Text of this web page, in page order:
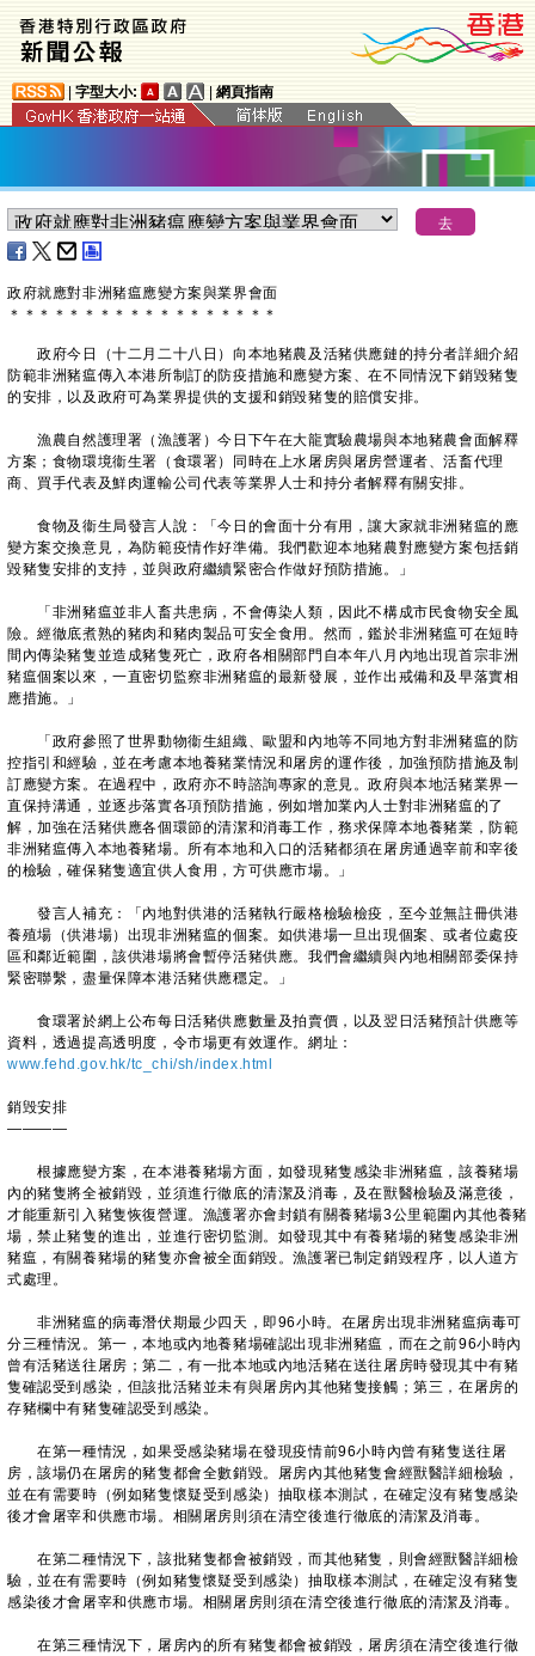
字型大小: 網頁指南
政府就應對非洲豬瘟應變方案與業界會面
＊ ＊ ＊ ＊ ＊ ＊ ＊ ＊ ＊ ＊ ＊ ＊ ＊ ＊ ＊ ＊ ＊ ＊
政府今日（十二月二十八日）向本地豬農及活豬供應鏈的持分者詳細介紹
防範非洲豬瘟傳入本港所制訂的防疫措施和應變方案、在不同情況下銷毀豬隻
的安排，以及政府可為業界提供的支援和銷毀豬隻的賠償安排。
漁農自然護理署（漁護署）今日下午在大龍實驗農場與本地豬農會面解釋
方案；食物環境衞生署（食環署）同時在上水屠房與屠房營運者、活畜代理
商、買手代表及鮮肉運輸公司代表等業界人士和持分者解釋有關安排。
食物及衞生局發言人說：「今日的會面十分有用，讓大家就非洲豬瘟的應
變方案交換意見，為防範疫情作好準備。我們歡迎本地豬農對應變方案包括銷
毀豬隻安排的支持，並與政府繼續緊密合作做好預防措施。」
「非洲豬瘟並非人畜共患病，不會傳染人類，因此不構成市民食物安全風
險。經徹底煮熟的豬肉和豬肉製品可安全食用。然而，鑑於非洲豬瘟可在短時
間內傳染豬隻並造成豬隻死亡，政府各相關部門自本年八月內地出現首宗非洲
豬瘟個案以來，一直密切監察非洲豬瘟的最新發展，並作出戒備和及早落實相
應措施。」
「政府參照了世界動物衞生組織、歐盟和內地等不同地方對非洲豬瘟的防
控指引和經驗，並在考慮本地養豬業情況和屠房的運作後，加強預防措施及制
訂應變方案。在過程中，政府亦不時諮詢專家的意見。政府與本地活豬業界一
直保持溝通，並逐步落實各項預防措施，例如增加業內人士對非洲豬瘟的了
解，加強在活豬供應各個環節的清潔和消毒工作，務求保障本地養豬業，防範
非洲豬瘟傳入本地養豬場。所有本地和入口的活豬都須在屠房通過宰前和宰後
的檢驗，確保豬隻適宜供人食用，方可供應市場。」
發言人補充：「內地對供港的活豬執行嚴格檢驗檢疫，至今並無註冊供港
養殖場（供港場）出現非洲豬瘟的個案。如供港場一旦出現個案、或者位處疫
區和鄰近範圍，該供港場將會暫停活豬供應。我們會繼續與內地相關部委保持
緊密聯繫，盡量保障本港活豬供應穩定。」
食環署於網上公布每日活豬供應數量及拍賣價，以及翌日活豬預計供應等
資料，透過提高透明度，令市場更有效運作。網址：
www.fehd.gov.hk/tc_chi/sh/index.html
銷毁安排
————
根據應變方案，在本港養豬場方面，如發現豬隻感染非洲豬瘟，該養豬場
內的豬隻將全被銷毀，並須進行徹底的清潔及消毒，及在獸醫檢驗及滿意後，
才能重新引入豬隻恢復營運。漁護署亦會封鎖有關養豬場3公里範圍內其他養豬
場，禁止豬隻的進出，並進行密切監測。如發現其中有養豬場的豬隻感染非洲
豬瘟，有關養豬場的豬隻亦會被全面銷毀。漁護署已制定銷毀程序，以人道方
式處理。
非洲豬瘟的病毒潛伏期最少四天，即96小時。在屠房出現非洲豬瘟病毒可
分三種情況。第一，本地或內地養豬場確認出現非洲豬瘟，而在之前96小時內
曾有活豬送往屠房；第二，有一批本地或內地活豬在送往屠房時發現其中有豬
隻確認受到感染，但該批活豬並未有與屠房內其他豬隻接觸；第三，在屠房的
存豬欄中有豬隻確認受到感染。
在第一種情況，如果受感染豬場在發現疫情前96小時內曾有豬隻送往屠
房，該場仍在屠房的豬隻都會全數銷毀。屠房內其他豬隻會經獸醫詳細檢驗，
並在有需要時（例如豬隻懷疑受到感染）抽取樣本測試，在確定沒有豬隻感染
後才會屠宰和供應市場。相關屠房則須在清空後進行徹底的清潔及消毒。
在第二種情況下，該批豬隻都會被銷毀，而其他豬隻，則會經獸醫詳細檢
驗，並在有需要時（例如豬隻懷疑受到感染）抽取樣本測試，在確定沒有豬隻
感染後才會屠宰和供應市場。相關屠房則須在清空後進行徹底的清潔及消毒。
在第三種情況下，屠房內的所有豬隻都會被銷毀，屠房須在清空後進行徹